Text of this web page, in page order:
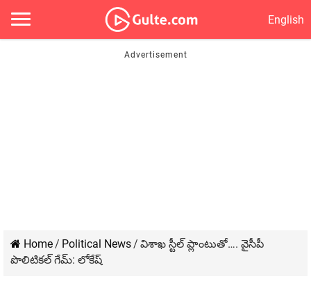
English
Home/ Political News/ విశాఖ స్టీల్ ప్లాంటుతో…. వైసీపీ
పొలిటిక‌ల్ గేమ్‌: లోకేష్‌